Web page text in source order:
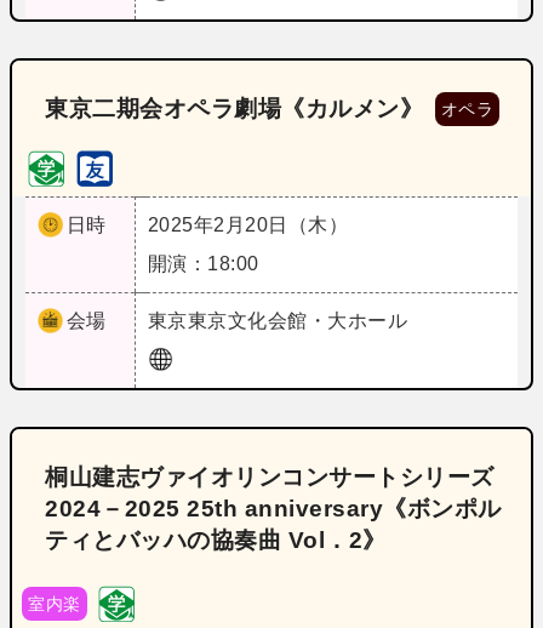
東京二期会オペラ劇場《カルメン》 オペラ
日時
2025年2月20日（木）
開演：18:00
会場 東京東京文化会館・大ホール
桐山建志ヴァイオリンコンサートシリーズ
2024－2025 25th anniversary《ボンポル
ティとバッハの協奏曲 Vol．2》
室内楽